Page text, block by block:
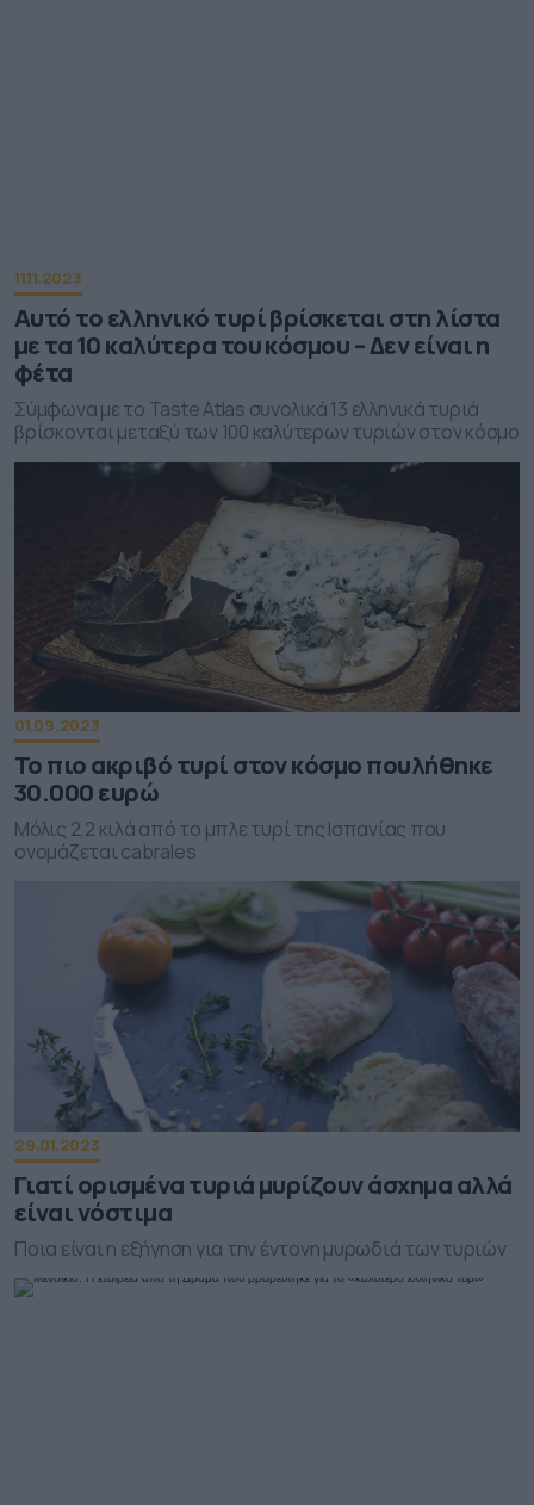
11.11.2023
Αυτό το ελληνικό τυρί βρίσκεται στη λίστα
με τα 10 καλύτερα του κόσμου – Δεν είναι η
φέτα
Σύμφωνα με το Taste Atlas συνολικά 13 ελληνικά τυριά
βρίσκονται μεταξύ των 100 καλύτερων τυριών στον κόσμο
01.09.2023
Το πιο ακριβό τυρί στον κόσμο πουλήθηκε
30.000 ευρώ
Mόλις 2,2 κιλά από το μπλε τυρί της Ισπανίας που
ονομάζεται cabrales
29.01.2023
Γιατί ορισμένα τυριά μυρίζουν άσχημα αλλά
είναι νόστιμα
Ποια είναι η εξήγηση για την έντονη μυρωδιά των τυριών